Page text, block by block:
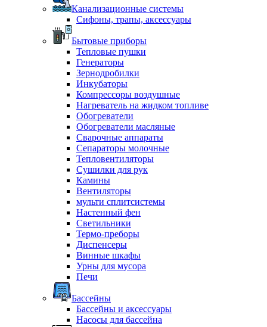
Канализационные системы
Сифоны, трапы, аксессуары
Бытовые приборы
Тепловые пушки
Генераторы
Зернодробилки
Инкубаторы
Компрессоры воздушные
Нагреватель на жидком топливе
Обогреватели
Обогреватели масляные
Сварочные аппараты
Сепараторы молочные
Тепловентиляторы
Сушилки для рук
Камины
Вентиляторы
мульти сплитсистемы
Настенный фен
Светильники
Термо-преборы
Диспенсеры
Винные шкафы
Урны для мусора
Печи
Бассейны
Бассейны и аксессуары
Насосы для бассейна